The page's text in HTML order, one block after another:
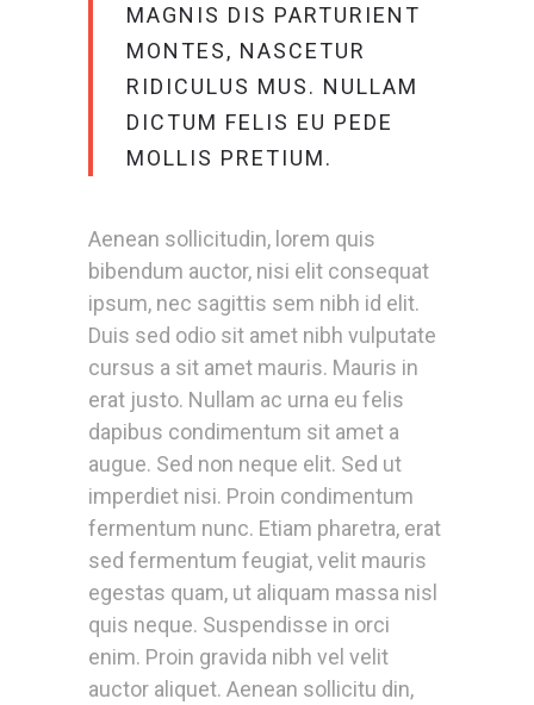
MAGNIS DIS PARTURIENT
MONTES, NASCETUR
RIDICULUS MUS. NULLAM
DICTUM FELIS EU PEDE
MOLLIS PRETIUM.
Aenean sollicitudin, lorem quis
bibendum auctor, nisi elit consequat
ipsum, nec sagittis sem nibh id elit.
Duis sed odio sit amet nibh vulputate
cursus a sit amet mauris. Mauris in
erat justo. Nullam ac urna eu felis
dapibus condimentum sit amet a
augue. Sed non neque elit. Sed ut
imperdiet nisi. Proin condimentum
fermentum nunc. Etiam pharetra, erat
sed fermentum feugiat, velit mauris
egestas quam, ut aliquam massa nisl
quis neque. Suspendisse in orci
enim. Proin gravida nibh vel velit
auctor aliquet. Aenean sollicitu din,